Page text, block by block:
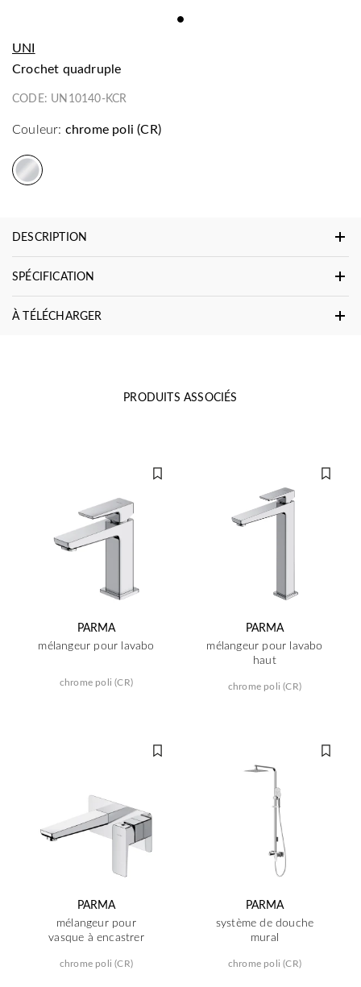
UNI
crochet quadruple
CODE: UN10140-KCR
Couleur: chrome poli (CR)
DESCRIPTION
SPÉCIFICATION
À TÉLÉCHARGER
PRODUITS ASSOCIÉS
PARMA
mélangeur pour lavabo
chrome poli (CR)
PARMA
mélangeur pour lavabo
haut
chrome poli (CR)
PARMA
mélangeur pour
vasque à encastrer
chrome poli (CR)
PARMA
système de douche
mural
chrome poli (CR)